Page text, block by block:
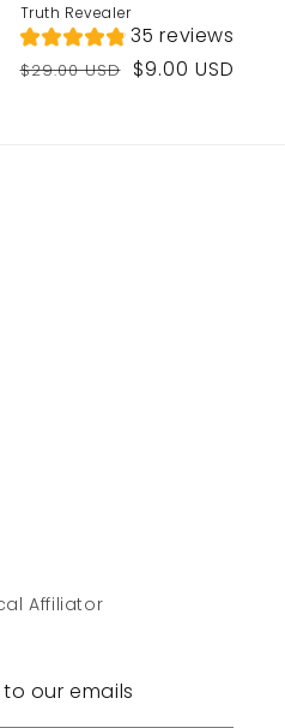
Truth Revealer
35 reviews
Prezzo
$29.00 USD
Prezzo
$9.00 USD
Affiliator
our emails